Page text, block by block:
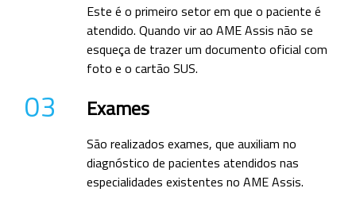
Este é o primeiro setor em que o paciente é
atendido. Quando vir ao AME Assis não se
esqueça de trazer um documento oficial com
foto e o cartão SUS.
03 Exames
São realizados exames, que auxiliam no
diagnóstico de pacientes atendidos nas
especialidades existentes no AME Assis.